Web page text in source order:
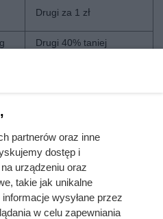
Drugi za 1 zł
Drugi 40% taniej
partnerów oraz inne
dostęp i
urządzeniu oraz
takie jak unikalne
wysyłane przez
w celu zapewniania